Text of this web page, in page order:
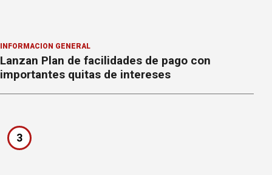
INFORMACION GENERAL
Lanzan Plan de facilidades de pago con
importantes quitas de intereses
3